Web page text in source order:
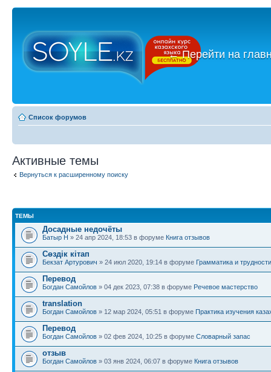
←Перейти на
Список форумов
Активные темы
Вернуться к расширенному поиску
ТЕМЫ
Досадные недочёты
Батыр Н » 24 апр 2024, 18:53 в форуме Книга отзывов
Сөздік кітап
Бекзат Артурович » 24 июл 2020, 19:14 в форуме Грамматика и
Перевод
Богдан Самойлов » 04 дек 2023, 07:38 в форуме Речевое мастерство
translation
Богдан Самойлов » 12 мар 2024, 05:51 в форуме Практика изучения
Перевод
Богдан Самойлов » 02 фев 2024, 10:25 в форуме Словарный запас
отзыв
Богдан Самойлов » 03 янв 2024, 06:07 в форуме Книга отзывов